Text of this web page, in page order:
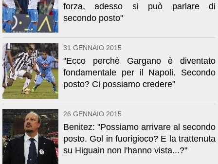
forza, adesso si può parlare di
secondo posto"
31 GENNAIO 2015
"Ecco perchè Gargano è diventato
fondamentale per il Napoli. Secondo
posto? Ci possiamo credere"
26 GENNAIO 2015
Benitez: "Possiamo arrivare al secondo
posto. Gol in fuorigioco? E la trattenuta
su Higuain non l'hanno vista...?"